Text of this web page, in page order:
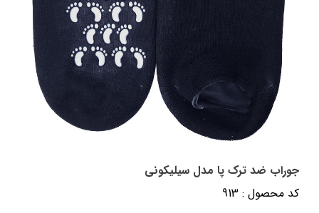
جوراب ضد ترک پا مدل سیلیکونی
کد محصول : 913